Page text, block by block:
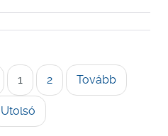
1 2 Tovább
Utolsó